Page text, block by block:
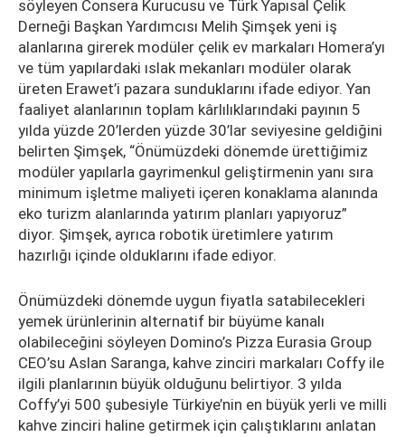
söyleyen Consera Kurucusu ve Türk Yapısal Çelik
Derneği Başkan Yardımcısı Melih Şimşek yeni iş
alanlarına girerek modüler çelik ev markaları Homera’yı
ve tüm yapılardaki ıslak mekanları modüler olarak
üreten Erawet’i pazara sunduklarını ifade ediyor. Yan
faaliyet alanlarının toplam kârlılıklarındaki payının 5
yılda yüzde 20’lerden yüzde 30’lar seviyesine geldiğini
belirten Şimşek, “Önümüzdeki dönemde ürettiğimiz
modüler yapılarla gayrimenkul geliştirmenin yanı sıra
minimum işletme maliyeti içeren konaklama alanında
eko turizm alanlarında yatırım planları yapıyoruz”
diyor. Şimşek, ayrıca robotik üretimlere yatırım
hazırlığı içinde olduklarını ifade ediyor.
Önümüzdeki dönemde uygun fiyatla satabilecekleri
yemek ürünlerinin alternatif bir büyüme kanalı
olabileceğini söyleyen Domino’s Pizza Eurasia Group
CEO’su Aslan Saranga, kahve zinciri markaları Coffy ile
ilgili planlarının büyük olduğunu belirtiyor. 3 yılda
Coffy’yi 500 şubesiyle Türkiye’nin en büyük yerli ve milli
kahve zinciri haline getirmek için çalıştıklarını anlatan